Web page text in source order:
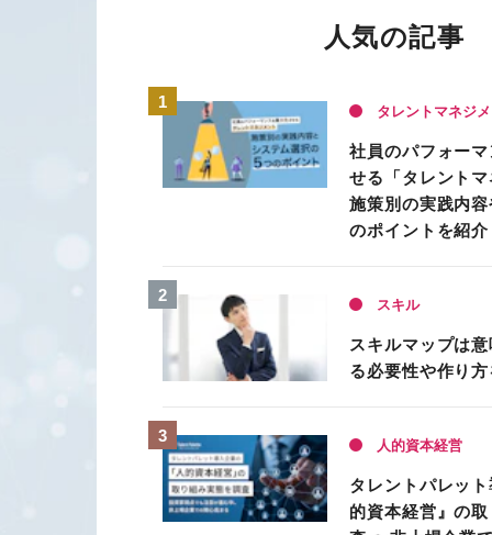
人気の記事
タレントマネジ
社員のパフォー
せる「タレント
施策別の実践内
のポイントを紹介
スキル
スキルマップは
る必要性や作り
人的資本経営
タレントパレッ
的資本経営』の